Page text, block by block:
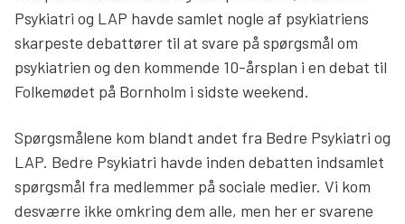
Psykiatri og LAP havde samlet nogle af psykiatriens
skarpeste debattører til at svare på spørgsmål om
psykiatrien og den kommende 10-årsplan i en debat til
Folkemødet på Bornholm i sidste weekend.
Spørgsmålene kom blandt andet fra Bedre Psykiatri og
LAP. Bedre Psykiatri havde inden debatten indsamlet
spørgsmål fra medlemmer på sociale medier. Vi kom
desværre ikke omkring dem alle, men her er svarene